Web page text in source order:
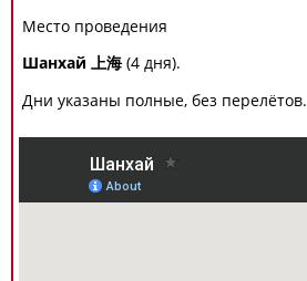
Место проведения
Шанхай 上海 (4 дня).
Дни указаны полные, без перелётов.